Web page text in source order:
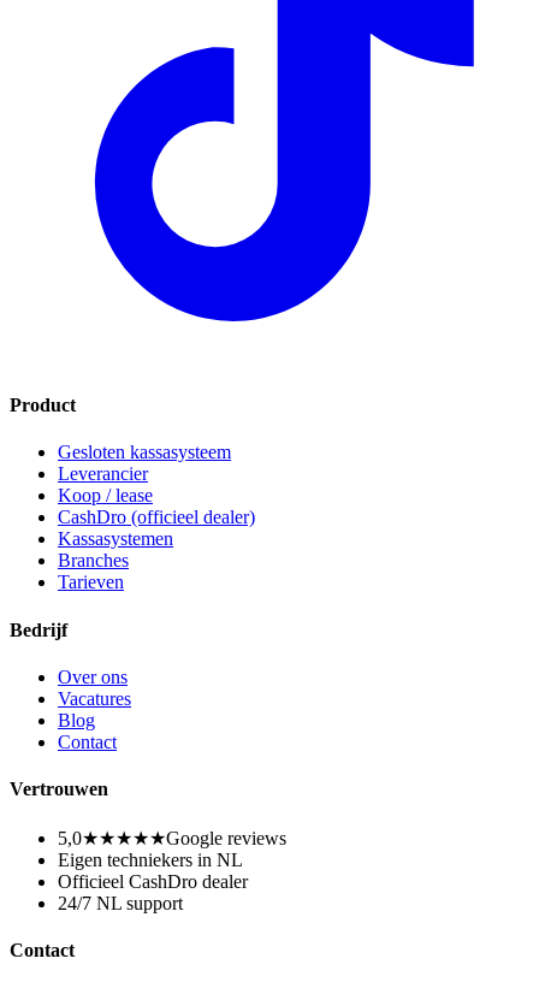
Product
Gesloten kassasysteem
Leverancier
Koop / lease
CashDro (officieel dealer)
Kassasystemen
Branches
Tarieven
Bedrijf
Over ons
Vacatures
Blog
Contact
Vertrouwen
5,0★★★★★Google reviews
Eigen techniekers in NL
Officieel CashDro dealer
24/7 NL support
Contact